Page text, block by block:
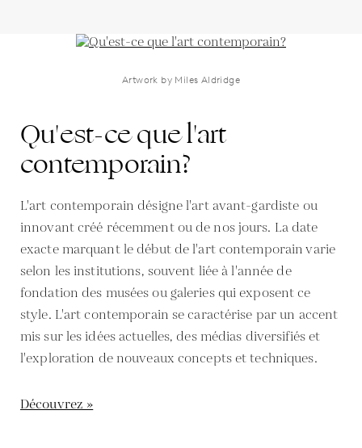
Artwork by Miles Aldridge
Qu'est-ce que l'art
contemporain?
L'art contemporain désigne l'art avant-gardiste ou
innovant créé récemment ou de nos jours. La date
exacte marquant le début de l'art contemporain varie
selon les institutions, souvent liée à l'année de
fondation des musées ou galeries qui exposent ce
style. L'art contemporain se caractérise par un accent
mis sur les idées actuelles, des médias diversifiés et
l'exploration de nouveaux concepts et techniques.
Découvrez »